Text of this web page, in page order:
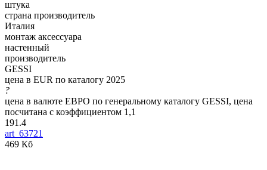
штука
страна производитель
Италия
монтаж аксессуара
настенный
производитель
GESSI
цена в EUR по каталогу 2025
?
цена в валюте ЕВРО по генеральному каталогу GESSI, цена
посчитана с коэффициентом 1,1
191.4
art_63721
469 Кб